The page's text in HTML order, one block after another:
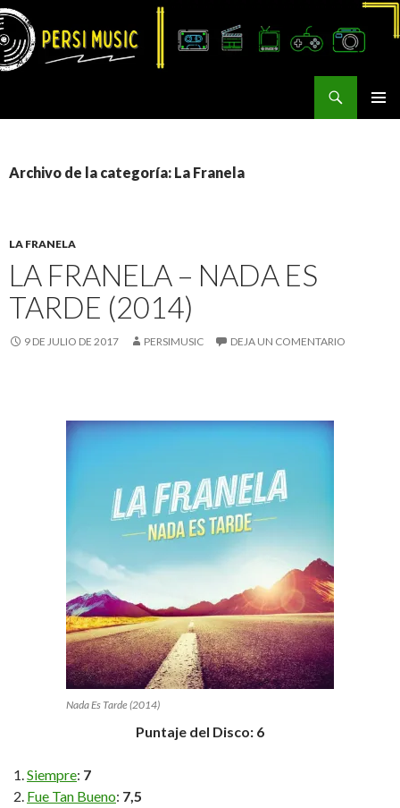
Archivo de la categoría: La Franela
LA FRANELA
LA FRANELA – NADA ES
TARDE (2014)
9 DE JULIO DE 2017 PERSIMUSIC DEJA UN COMENTARIO
Nada Es Tarde (2014)
Puntaje del Disco: 6
Siempre: 7
Fue Tan Bueno: 7,5